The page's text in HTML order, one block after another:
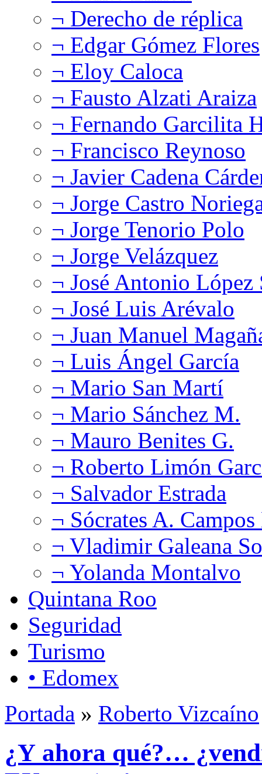
¬ Derecho de réplica
¬ Edgar Gómez Flores
¬ Eloy Caloca
¬ Fausto Alzati Araiza
¬ Fernando Garcilita
¬ Francisco Reynoso
¬ Javier Cadena
¬ Jorge Castro
¬ Jorge Tenorio Polo
¬ Jorge Velázquez
¬ José Antonio López
¬ José Luis Arévalo
¬ Juan Manuel
¬ Luis Ángel García
¬ Mario San Martí
¬ Mario Sánchez M.
¬ Mauro Benites G.
¬ Roberto Limón
¬ Salvador Estrada
¬ Sócrates A.
¬ Vladimir Galeana
¬ Yolanda Montalvo
Quintana Roo
Seguridad
Turismo
• Edomex
Portada » Roberto Vizcaíno
¿Y ahora qué?…